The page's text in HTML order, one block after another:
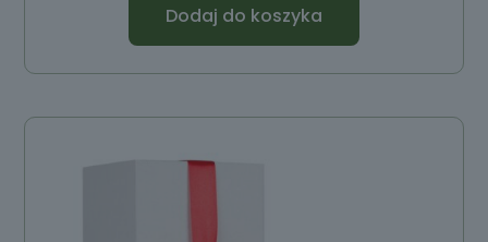
Dodaj do koszyka